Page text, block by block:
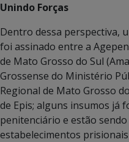
Unindo Forças
Dentro dessa perspectiva,
foi assinado entre a
de Mato Grosso do Sul
Grossense do Ministério
Regional de Mato Grosso
de Epis; alguns insumos já
penitenciário e estão
estabelecimentos